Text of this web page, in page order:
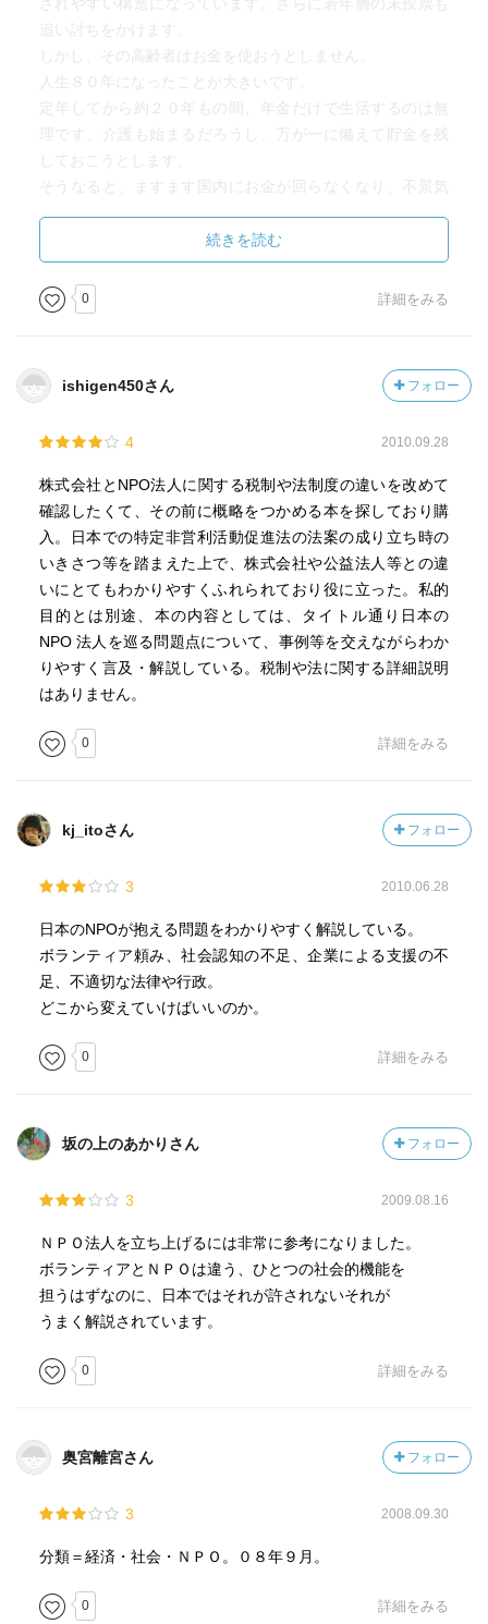
追い討ちをかけます。
しかし、その高齢者はお金を使おうとしません。
人生８０年になったことが大きいです。
定年してから約２０年もの間、年金だけで生活するのは無
理です。介護も始まるだろうし、万が一に備えて貯金を残
しておこうとします。
そうなると、ますます国内にお金が回らなくなり、不景気
これは社会的ジレンマと言えるでしょう。
社会保障の問題と経済の回復を考えると、著者の主張は一
つの突破口として捉えることができます。
るので、多くの人に読まれることを期待します。
続きを読む
0 詳細をみる
ishigen450さん フォロー
4 2010.09.28
株式会社とNPO法人に関する税制や法制度の違いを改めて
確認したくて、その前に概略をつかめる本を探しており購
入。日本での特定非営利活動促進法の法案の成り立ち時の
いきさつ等を踏まえた上で、株式会社や公益法人等との違
いにとてもわかりやすくふれられており役に立った。私的
目的とは別途、本の内容としては、タイトル通り日本の
NPO 法人を巡る問題点について、事例等を交えながらわか
りやすく言及・解説している。税制や法に関する詳細説明
はありません。
0 詳細をみる
kj_itoさん フォロー
3 2010.06.28
日本のNPOが抱える問題をわかりやすく解説している。
ボランティア頼み、社会認知の不足、企業による支援の不
足、不適切な法律や行政。
どこから変えていけばいいのか。
0 詳細をみる
坂の上のあかりさん フォロー
3 2009.08.16
ＮＰＯ法人を立ち上げるには非常に参考になりました。
ボランティアとＮＰＯは違う、ひとつの社会的機能を
担うはずなのに、日本ではそれが許されないそれが
うまく解説されています。
0 詳細をみる
奥宮離宮さん フォロー
3 2008.09.30
分類＝経済・社会・ＮＰＯ。０８年９月。
0 詳細をみる